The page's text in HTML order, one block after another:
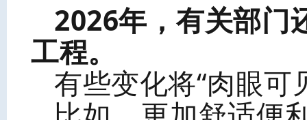
2026年，有关部门
工程。
有些变化将“肉眼可